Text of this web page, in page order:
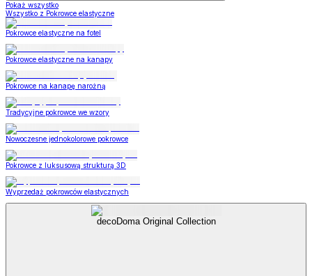
Pokaż wszystko
Wszystko z Pokrowce elastyczne
Pokrowce elastyczne na fotel
Pokrowce elastyczne na kanapy
Pokrowce na kanapę narożną
Tradycyjne pokrowce we wzory
Nowoczesne jednokolorowe pokrowce
Pokrowce z luksusową strukturą 3D
Wyprzedaż pokrowców elastycznych
decoDoma Original Collection